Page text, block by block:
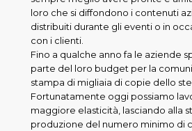
loro che si diffondono i contenuti
distribuiti durante gli eventi o in
con i clienti.
Fino a qualche anno fa le aziende
parte del loro budget per la
stampa di migliaia di copie dello
Fortunatamente oggi possiamo
maggiore elasticità, lasciando alla
produzione del numero minimo di